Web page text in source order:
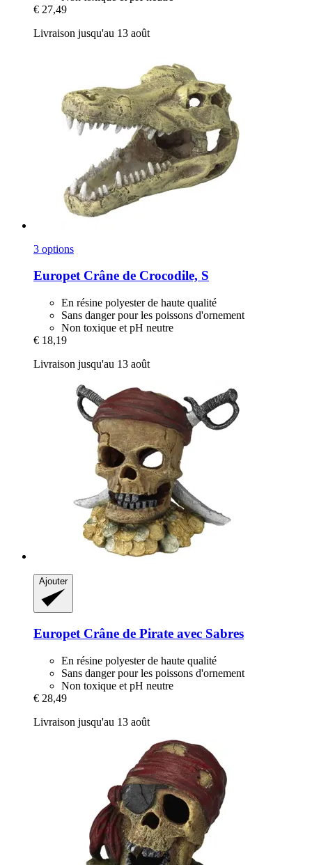
€ 27,49
Livraison jusqu'au 13 août
3 options
EuropetCrâne de Crocodile, S
En résine polyester de haute qualité
Sans danger pour les poissons d'ornement
Non toxique et pH neutre
€ 18,19
Livraison jusqu'au 13 août
Ajouter
Europet Crâne de Pirate avec Sabres
En résine polyester de haute qualité
Sans danger pour les poissons d'ornement
Non toxique et pH neutre
€ 28,49
Livraison jusqu'au 13 août